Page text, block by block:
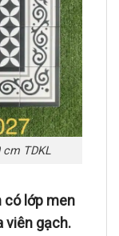
cm TDKL
có lớp men
viên gạch.